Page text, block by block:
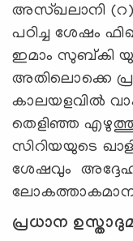
അസ്ഖലാനി (റ)
പഠിച്ച ശേഷം
ഇമാം സുബ്കി
അതിലൊക്കെ
കാലയളവിൽ
തെളിഞ്ഞ
സിറിയയുടെ
ശേഷവും
ലോകത്താകമാനം
പ്രധാന